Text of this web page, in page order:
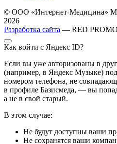
© ООО «Интернет-Медицина»
2026
Разработка сайта — RED PROMO
Как войти с Яндекс ID?
Если вы уже авторизованы в
(например, в Яндекс Музыке)
номером телефона, не
в профиле Базисмеда, — вы
а не в свой старый.
В этом случае:
Не будут доступны ваши
Не сохранятся ваши